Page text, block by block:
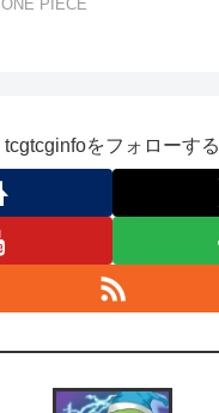
ONE PIECE
tcgtcginfoをフォローする